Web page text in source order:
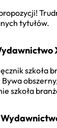
tytułów.
szkoła
szkoła